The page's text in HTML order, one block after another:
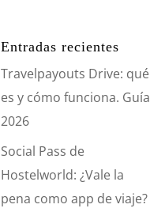
Entradas recientes
Travelpayouts Drive: qué
es y cómo funciona. Guía
2026
Social Pass de
Hostelworld: ¿Vale la
pena como app de viaje?